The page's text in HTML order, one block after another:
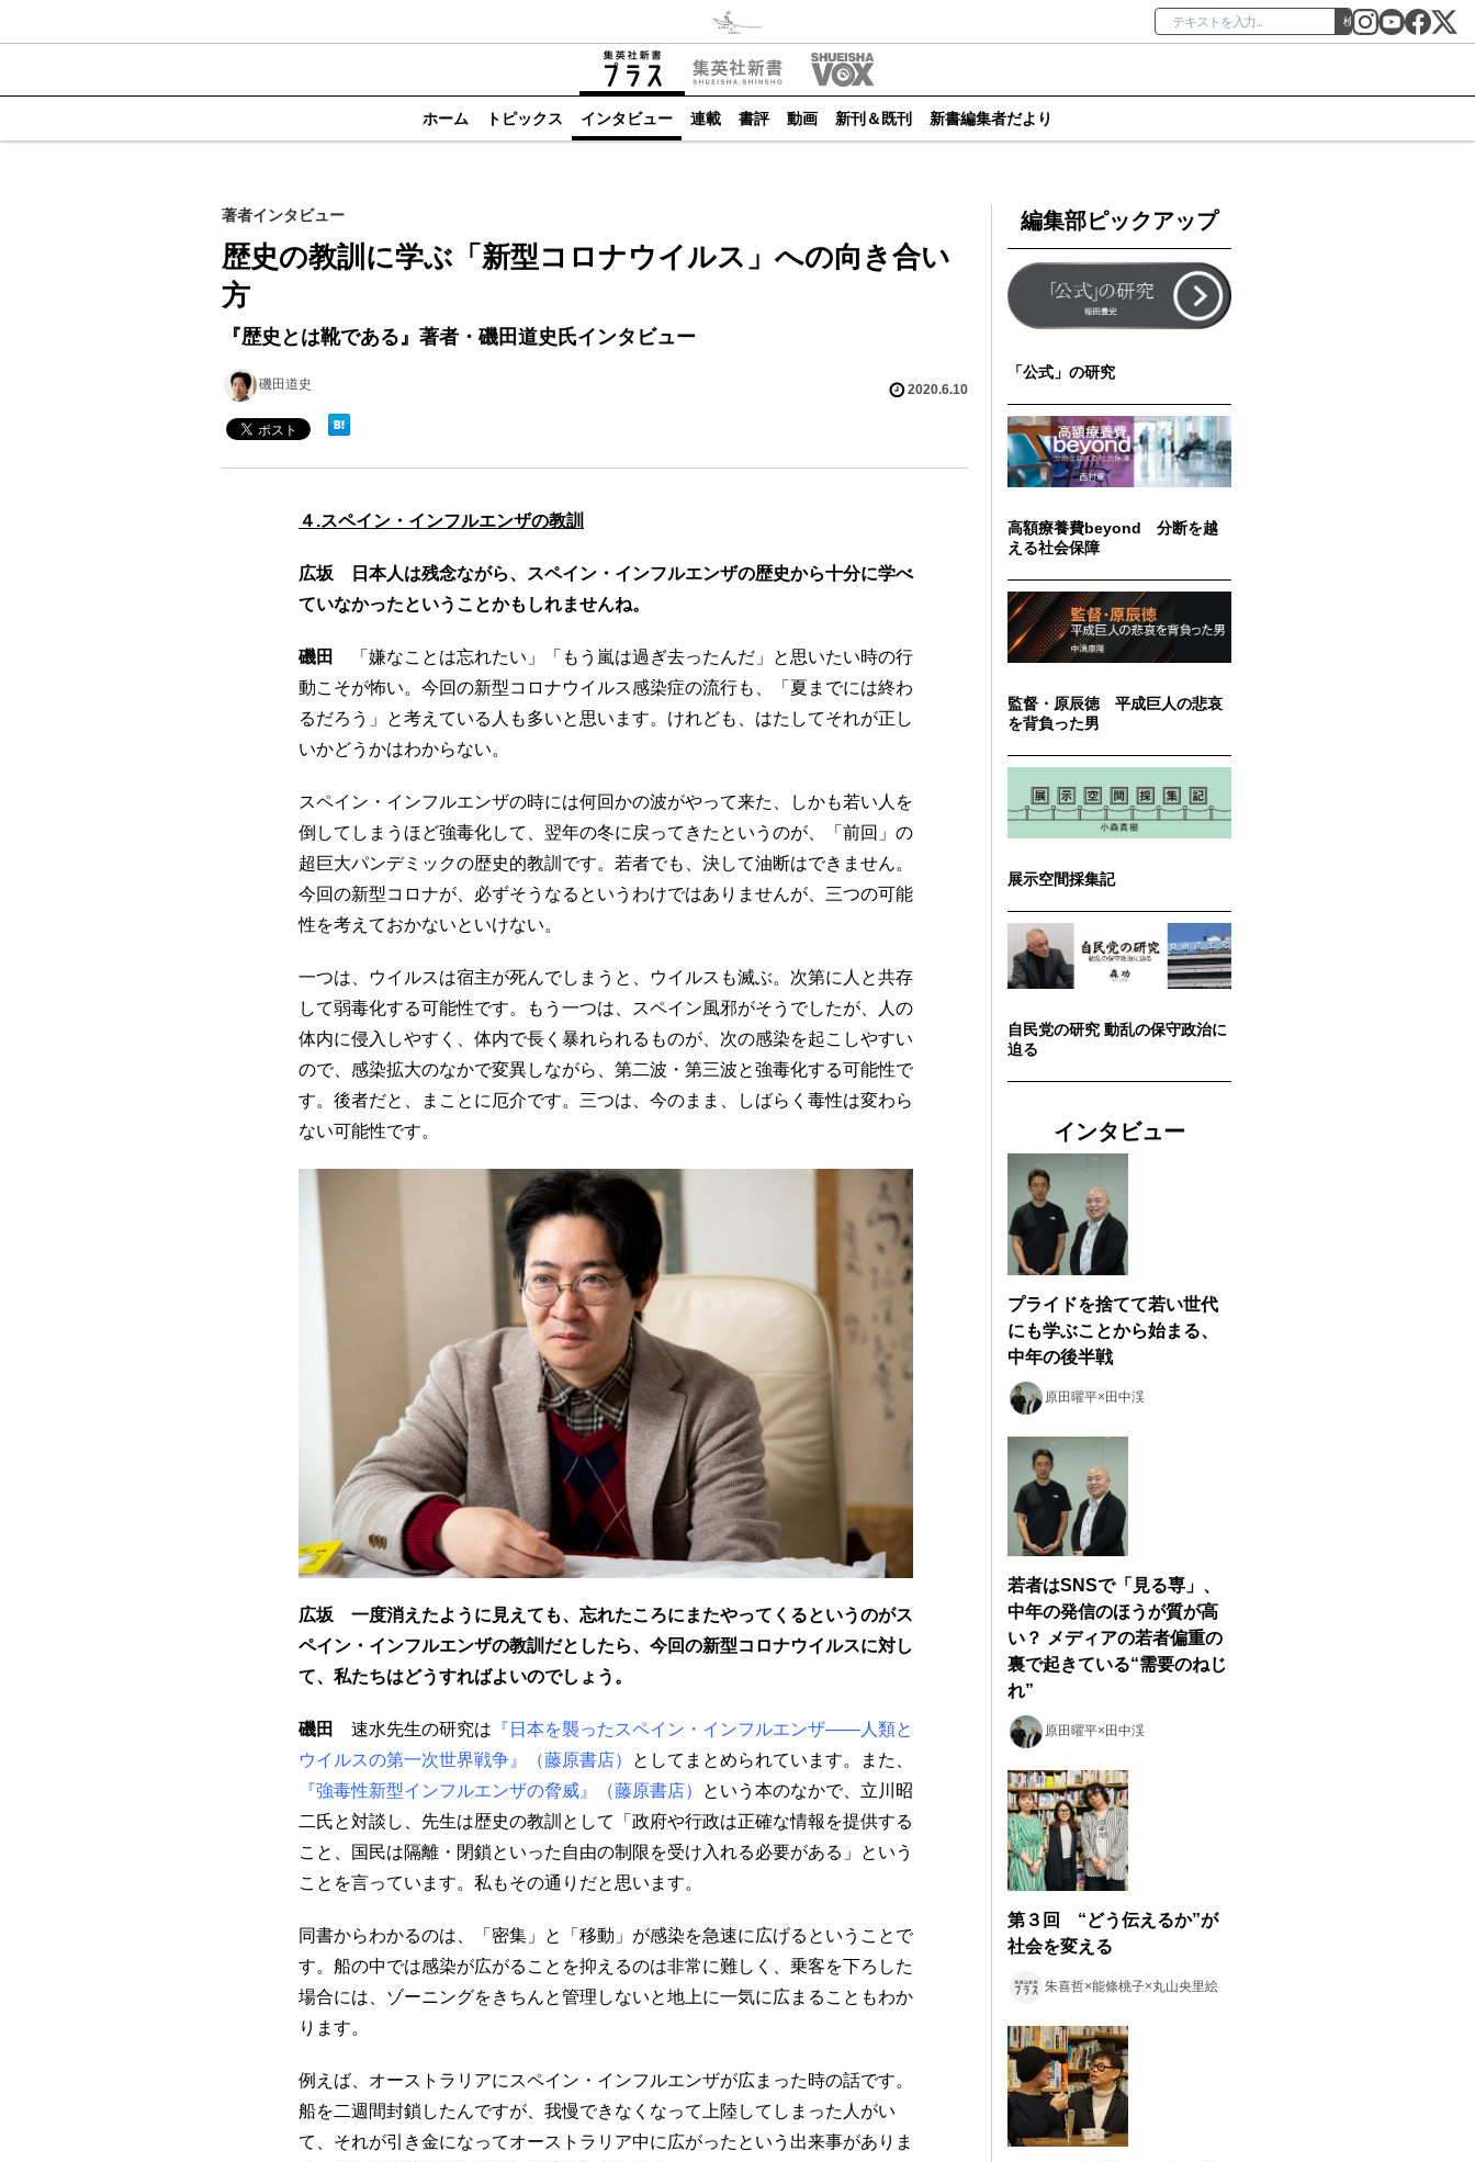
検索
ホーム トピックス インタビュー 連載 書評 動画 新刊＆既刊 新書編集者だより
著者インタビュー
歴史の教訓に学ぶ「新型コロナウイルス」への向き合い
方
『歴史とは靴である』著者・磯田道史氏インタビュー
磯田道史 2020.6.10
４.スペイン・インフルエンザの教訓
広坂 日本人は残念ながら、スペイン・インフルエンザの歴史から十分に学べ
ていなかったということかもしれませんね。
磯田
「嫌なことは忘れたい」「もう嵐は過ぎ去ったんだ」と思いたい時の行
動こそが怖い。今回の新型コロナウイルス感染症の流行も、「夏までには終わ
るだろう」と考えている人も多いと思います。けれども、はたしてそれが正し
いかどうかはわからない。
スペイン・インフルエンザの時には何回かの波がやって来た、しかも若い人を
倒してしまうほど強毒化して、翌年の冬に戻ってきたというのが、「前回」の
超巨大パンデミックの歴史的教訓です。若者でも、決して油断はできません。
今回の新型コロナが、必ずそうなるというわけではありませんが、三つの可能
性を考えておかないといけない。
一つは、ウイルスは宿主が死んでしまうと、ウイルスも滅ぶ。次第に人と共存
して弱毒化する可能性です。もう一つは、スペイン風邪がそうでしたが、人の
体内に侵入しやすく、体内で長く暴れられるものが、次の感染を起こしやすい
ので、感染拡大のなかで変異しながら、第二波・第三波と強毒化する可能性で
す。後者だと、まことに厄介です。三つは、今のまま、しばらく毒性は変わら
ない可能性です。
広坂 一度消えたように見えても、忘れたころにまたやってくるというのがス
ペイン・インフルエンザの教訓だとしたら、今回の新型コロナウイルスに対し
て、私たちはどうすればよいのでしょう。
磯田 速水先生の研究は 『日本を襲ったスペイン・インフルエンザ――人類と
ウイルスの第一次世界戦争』（藤原書店）
としてまとめられています。また、
『強毒性新型インフルエンザの脅威』（藤原書店）
という本のなかで、立川昭
二氏と対談し、先生は歴史の教訓として「政府や行政は正確な情報を提供する
こと、国民は隔離・閉鎖といった自由の制限を受け入れる必要がある」という
ことを言っています。私もその通りだと思います。
同書からわかるのは、「密集」と「移動」が感染を急速に広げるということで
す。船の中では感染が広がることを抑えるのは非常に難しく、乗客を下ろした
場合には、ゾーニングをきちんと管理しないと地上に一気に広まることもわか
ります。
例えば、オーストラリアにスペイン・インフルエンザが広まった時の話です。
船を二週間封鎖したんですが、我慢できなくなって上陸してしまった人がい
て、それが引き金になってオーストラリア中に広がったという出来事がありま
編集部ピックアップ
「公式」の研究
高額療養費beyond 分断を越
える社会保障
監督・原辰徳 平成巨人の悲哀
を背負った男
展示空間採集記
自民党の研究 動乱の保守政治に
迫る
インタビュー
プライドを捨てて若い世代
にも学ぶことから始まる、
中年の後半戦
原田曜平×田中渓
若者はSNSで「見る専」、
中年の発信のほうが質が高
い？ メディアの若者偏重の
裏で起きている“需要のねじ
れ”
原田曜平×田中渓
第３回 “どう伝えるか”が
社会を変える
朱喜哲×能條桃子×丸山央里絵